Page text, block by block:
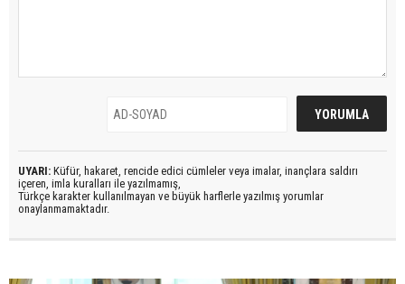
UYARI: Küfür, hakaret, rencide edici cümleler veya imalar, inançlara saldırı
içeren, imla kuralları ile yazılmamış,
Türkçe karakter kullanılmayan ve büyük harflerle yazılmış yorumlar
onaylanmamaktadır.